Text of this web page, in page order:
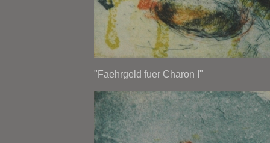
"Faehrgeld fuer Charon I"